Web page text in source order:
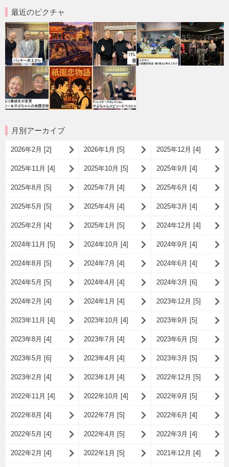
最近のピクチャ
月別アーカイブ
2026年2月 [2] 2026年1月 [5] 2025年12月 [4]
2025年11月 [4] 2025年10月 [5] 2025年9月 [4]
2025年8月 [5] 2025年7月 [4] 2025年6月 [4]
2025年5月 [5] 2025年4月 [4] 2025年3月 [4]
2025年2月 [4] 2025年1月 [5] 2024年12月 [4]
2024年11月 [5] 2024年10月 [4] 2024年9月 [4]
2024年8月 [5] 2024年7月 [4] 2024年6月 [4]
2024年5月 [5] 2024年4月 [4] 2024年3月 [6]
2024年2月 [4] 2024年1月 [4] 2023年12月 [5]
2023年11月 [4] 2023年10月 [4] 2023年9月 [5]
2023年8月 [4] 2023年7月 [4] 2023年6月 [5]
2023年5月 [6] 2023年4月 [4] 2023年3月 [5]
2023年2月 [4] 2023年1月 [4] 2022年12月 [5]
2022年11月 [4] 2022年10月 [4] 2022年9月 [5]
2022年8月 [4] 2022年7月 [5] 2022年6月 [4]
2022年5月 [4] 2022年4月 [5] 2022年3月 [4]
2022年2月 [4] 2022年1月 [5] 2021年12月 [4]